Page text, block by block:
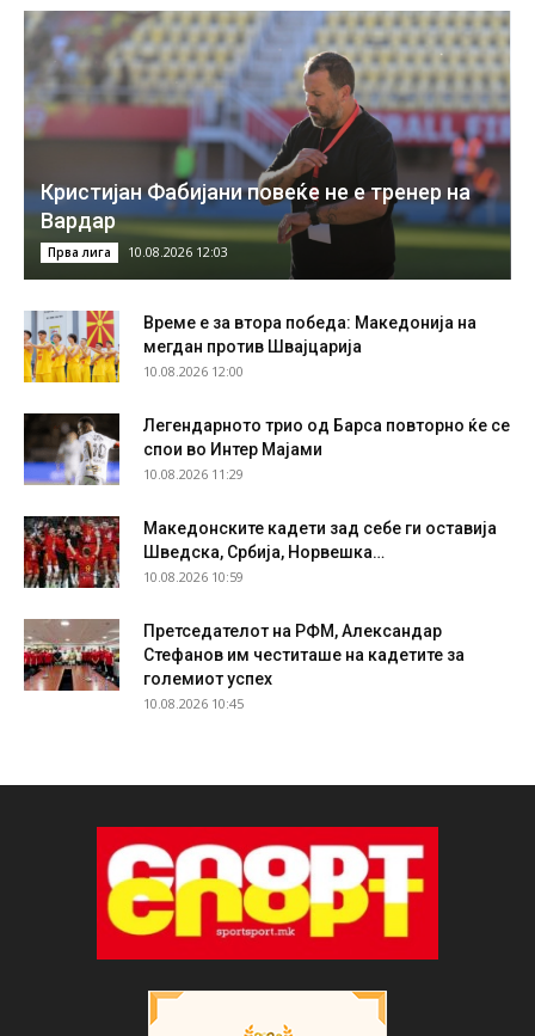
Кристијан Фабијани повеќе не е тренер на
Вардар
Прва лига 10.08.2026 12:03
Време е за втора победа: Македонија на
мегдан против Швајцарија
10.08.2026 12:00
Легендарното трио од Барса повторно ќе се
спои во Интер Мајами
10.08.2026 11:29
Македонските кадети зад себе ги оставија
Шведска, Србија, Норвешка…
10.08.2026 10:59
Претседателот на РФМ, Александар
Стефанов им честиташе на кадетите за
големиот успех
10.08.2026 10:45